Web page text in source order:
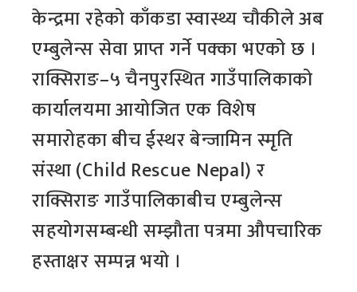
केन्द्रमा रहेको काँकडा स्वास्थ्य चौकीले अब
एम्बुलेन्स सेवा प्राप्त गर्ने पक्का भएको छ ।
राक्सिराङ–५ चैनपुरस्थित गाउँपालिकाको
कार्यालयमा आयोजित एक विशेष
समारोहका बीच ईस्थर बेन्जामिन स्मृति
संस्था (Child Rescue Nepal) र
राक्सिराङ गाउँपालिकाबीच एम्बुलेन्स
सहयोगसम्बन्धी सम्झौता पत्रमा औपचारिक
हस्ताक्षर सम्पन्न भयो ।